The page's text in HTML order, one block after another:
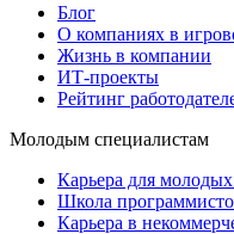
Блог
О компаниях в
Жизнь в компании
ИТ-проекты
Рейтинг
Молодым специалистам
Карьера для
Школа
Карьера в